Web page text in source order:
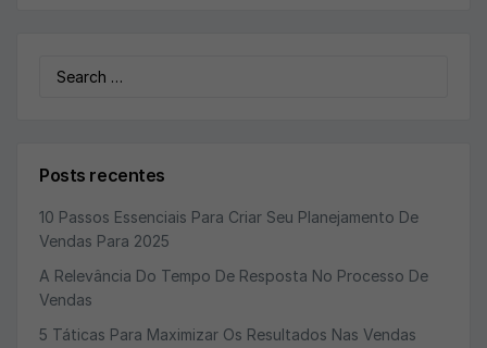
Search
Posts recentes
10 Passos Essenciais Para Criar Seu Planejamento De
Vendas Para 2025
A Relevância Do Tempo De Resposta No Processo De
Vendas
5 Táticas Para Maximizar Os Resultados Nas Vendas